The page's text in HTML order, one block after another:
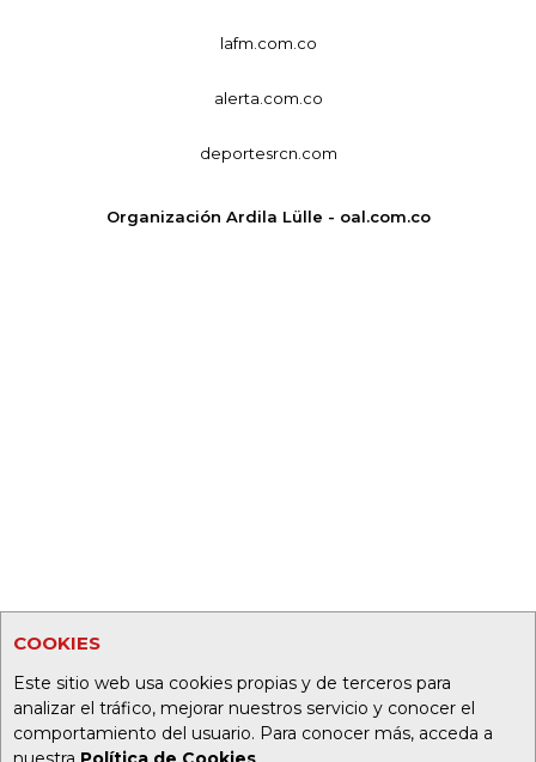
COOKIES
Este sitio web usa cookies propias y de terceros para
analizar el tráfico, mejorar nuestros servicio y conocer el
comportamiento del usuario. Para conocer más, acceda a
lafm.com.co
alerta.com.co
deportesrcn.com
Organización Ardila Lülle - oal.com.co